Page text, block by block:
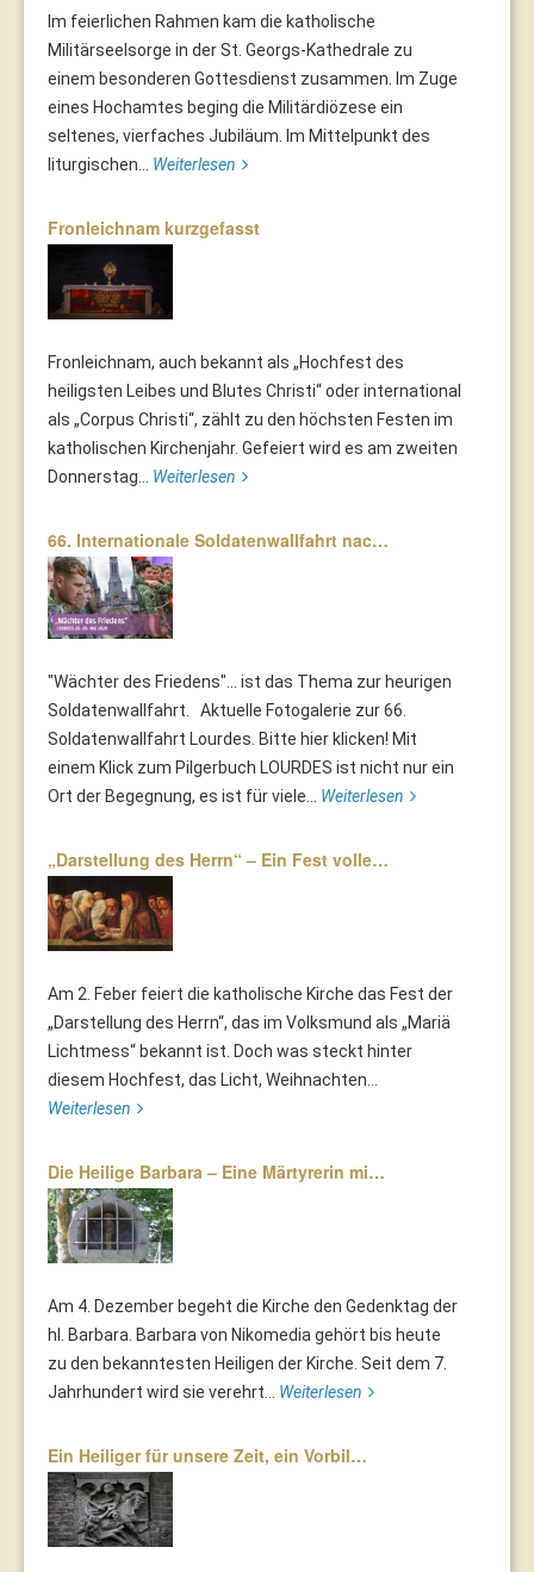
Im feierlichen Rahmen kam die katholische
Militärseelsorge in der St. Georgs-Kathedrale zu
einem besonderen Gottesdienst zusammen. Im Zuge
eines Hochamtes beging die Militärdiözese ein
seltenes, vierfaches Jubiläum. Im Mittelpunkt des
liturgischen... Weiterlesen
Fronleichnam kurzgefasst
Fronleichnam, auch bekannt als „Hochfest des
heiligsten Leibes und Blutes Christi“ oder international
als „Corpus Christi“, zählt zu den höchsten Festen im
katholischen Kirchenjahr. Gefeiert wird es am zweiten
Donnerstag... Weiterlesen
66. Internationale Soldatenwallfahrt nac…
"Wächter des Friedens"... ist das Thema zur heurigen
Soldatenwallfahrt. Aktuelle Fotogalerie zur 66.
Soldatenwallfahrt Lourdes. Bitte hier klicken! Mit
einem Klick zum Pilgerbuch LOURDES ist nicht nur ein
Ort der Begegnung, es ist für viele... Weiterlesen
„Darstellung des Herrn“ – Ein Fest volle…
Am 2. Feber feiert die katholische Kirche das Fest der
„Darstellung des Herrn“, das im Volksmund als „Mariä
Lichtmess“ bekannt ist. Doch was steckt hinter
diesem Hochfest, das Licht, Weihnachten...
Weiterlesen
Die Heilige Barbara – Eine Märtyrerin mi…
Am 4. Dezember begeht die Kirche den Gedenktag der
hl. Barbara. Barbara von Nikomedia gehört bis heute
zu den bekanntesten Heiligen der Kirche. Seit dem 7.
Jahrhundert wird sie verehrt... Weiterlesen
Ein Heiliger für unsere Zeit, ein Vorbil…